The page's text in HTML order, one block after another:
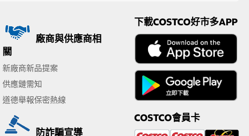
廠商與供應商相
關
新廠商新品提案
供應鏈需知
道德舉報保密熱線
防詐騙宣導
下載COSTCO好市多APP
COSTCO會員卡